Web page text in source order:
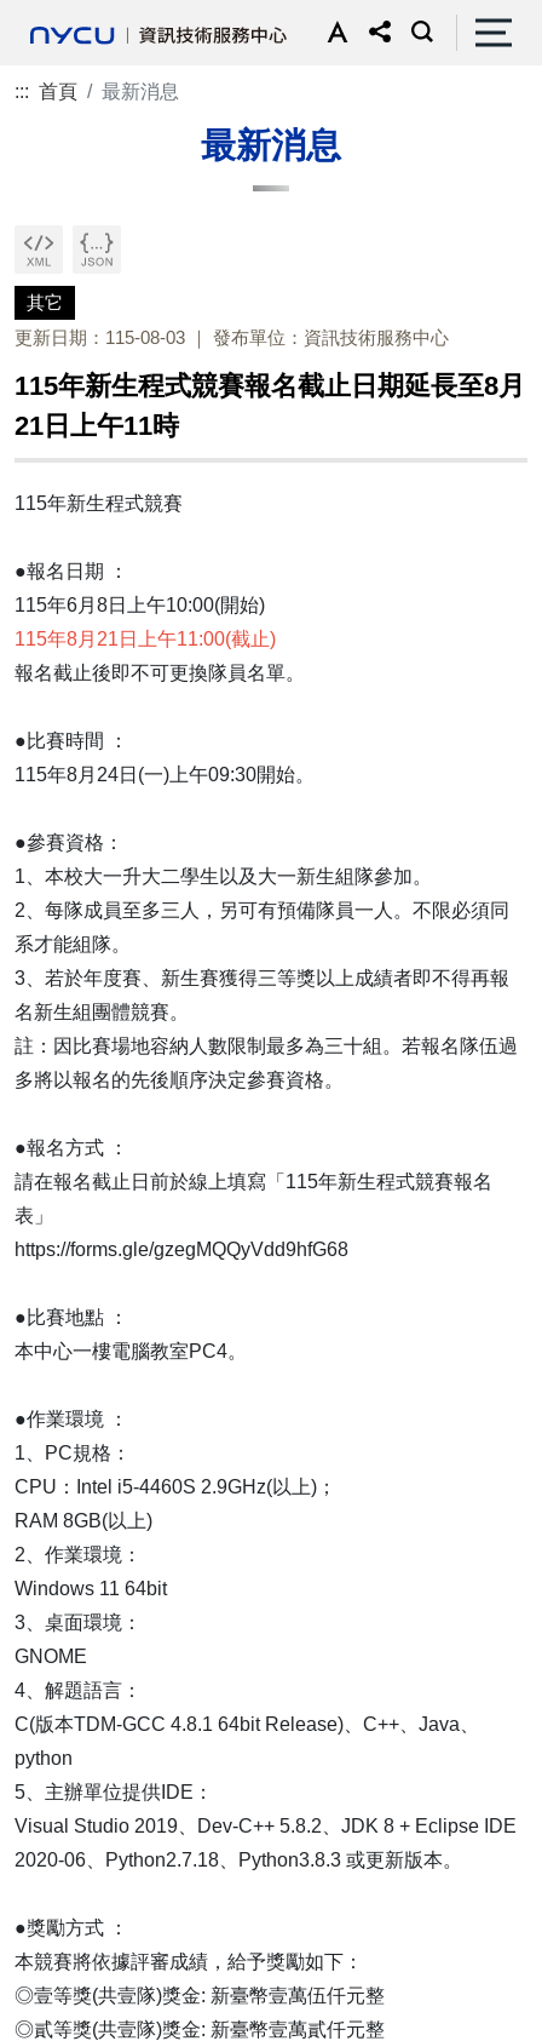
::: 首頁 最新消息
最新消息
其它
更新日期：115-08-03
發布單位：資訊技術服務中心
115年新生程式競賽報名截止日期延長至8月
21日上午11時
115年新生程式競賽
●報名日期 ：
115年6月8日上午10:00(開始)
115年8月21日上午11:00(截止)
報名截止後即不可更換隊員名單。
●比賽時間 ：
115年8月24日(一)上午09:30開始。
●參賽資格：
1、本校大一升大二學生以及大一新生組隊參加。
2、每隊成員至多三人，另可有預備隊員一人。不限必須同
系才能組隊。
3、若於年度賽、新生賽獲得三等獎以上成績者即不得再報
名新生組團體競賽。
註：因比賽場地容納人數限制最多為三十組。若報名隊伍過
多將以報名的先後順序決定參賽資格。
●報名方式 ：
請在報名截止日前於線上填寫「115年新生程式競賽報名
表」
https://forms.gle/gzegMQQyVdd9hfG68
●比賽地點 ：
本中心一樓電腦教室PC4。
●作業環境 ：
1、PC規格：
CPU：Intel i5-4460S 2.9GHz(以上)；
RAM 8GB(以上)
2、作業環境：
Windows 11 64bit
3、桌面環境：
GNOME
4、解題語言：
C(版本TDM-GCC 4.8.1 64bit Release)、C++、Java、
python
5、主辦單位提供IDE：
Visual Studio 2019、Dev-C++ 5.8.2、JDK 8 + Eclipse IDE
2020-06、Python2.7.18、Python3.8.3 或更新版本。
●獎勵方式 ：
本競賽將依據評審成績，給予獎勵如下：
◎壹等獎(共壹隊)獎金: 新臺幣壹萬伍仟元整
◎貳等獎(共壹隊)獎金: 新臺幣壹萬貳仟元整